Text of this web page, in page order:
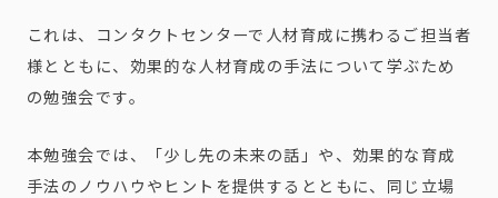
これは、コンタクトセンターで人材育成に携わるご担当者
様とともに、効果的な人材育成の手法について学ぶため
の勉強会です。
本勉強会では、「少し先の未来の話」や、効果的な育成
手法のノウハウやヒントを提供するとともに、同じ立場